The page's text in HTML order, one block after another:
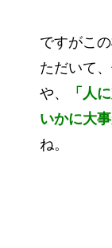
ですがこ
ただいて
や、
「人
いかに大
ね。